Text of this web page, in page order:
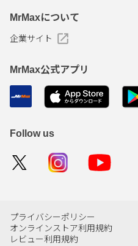
MrMaxについて
企業サイト
MrMax公式アプリ
Follow us
プライバシーポリシー
オンラインストア利用規約
レビュー利用規約